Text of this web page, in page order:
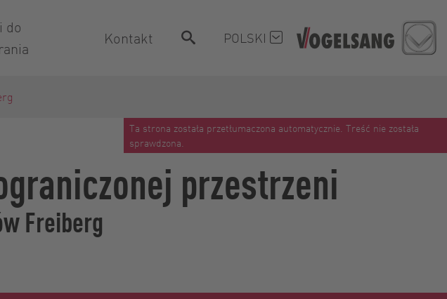
do
Kontakt POLSKI
Ta strona została przetłumaczona automatycznie. Treść nie została
sprawdzona.
przestrzeni
Freiberg